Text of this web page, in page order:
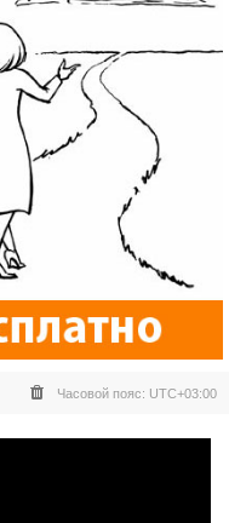
Часовой пояс: UTC+03:00